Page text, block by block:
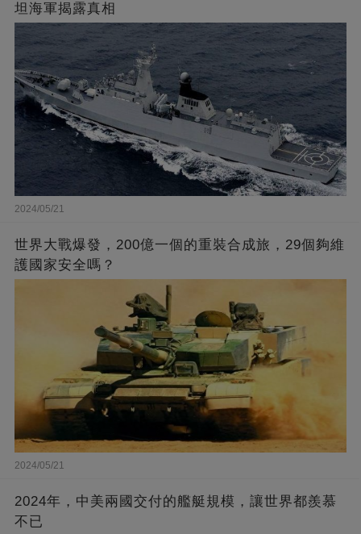
坦海軍揭露真相
2024/05/21
世界大戰爆發，200億一個的重裝合成旅，29個夠維
護國家安全嗎？
2024/05/21
2024年，中美兩國交付的艦艇規模，讓世界都羨慕
不已